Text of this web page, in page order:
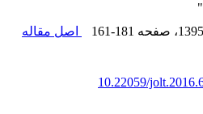
، صفحه 161-181
اصل مقاله
10.22059/